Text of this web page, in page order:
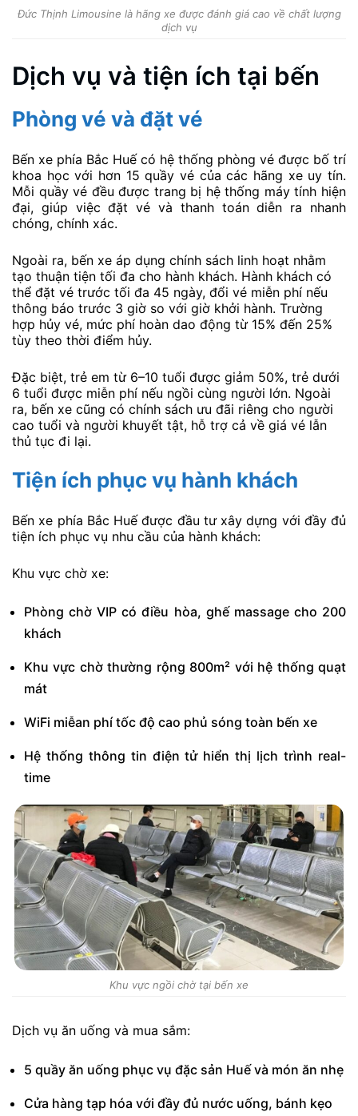
Đức Thịnh Limousine là hãng xe được đánh giá cao về chất lượng
dịch vụ
Dịch vụ và tiện ích tại bến
Phòng vé và đặt vé
Bến xe phía Bắc Huế có hệ thống phòng vé được bố trí
khoa học với hơn 15 quầy vé của các hãng xe uy tín.
Mỗi quầy vé đều được trang bị hệ thống máy tính hiện
đại, giúp việc đặt vé và thanh toán diễn ra nhanh
chóng, chính xác.
Ngoài ra, bến xe áp dụng chính sách linh hoạt nhằm
tạo thuận tiện tối đa cho hành khách. Hành khách có
thể đặt vé trước tối đa 45 ngày, đổi vé miễn phí nếu
thông báo trước 3 giờ so với giờ khởi hành. Trường
hợp hủy vé, mức phí hoàn dao động từ 15% đến 25%
tùy theo thời điểm hủy.
Đặc biệt, trẻ em từ 6–10 tuổi được giảm 50%, trẻ dưới
6 tuổi được miễn phí nếu ngồi cùng người lớn. Ngoài
ra, bến xe cũng có chính sách ưu đãi riêng cho người
cao tuổi và người khuyết tật, hỗ trợ cả về giá vé lẫn
thủ tục đi lại.
Tiện ích phục vụ hành khách
Bến xe phía Bắc Huế được đầu tư xây dựng với đầy đủ
tiện ích phục vụ nhu cầu của hành khách:
Khu vực chờ xe:
Phòng chờ VIP có điều hòa, ghế massage cho 200
khách
Khu vực chờ thường rộng 800m² với hệ thống quạt
mát
WiFi miễan phí tốc độ cao phủ sóng toàn bến xe
Hệ thống thông tin điện tử hiển thị lịch trình real-
time
Khu vực ngồi chờ tại bến xe
Dịch vụ ăn uống và mua sắm:
5 quầy ăn uống phục vụ đặc sản Huế và món ăn nhẹ
Cửa hàng tạp hóa với đầy đủ nước uống, bánh kẹo